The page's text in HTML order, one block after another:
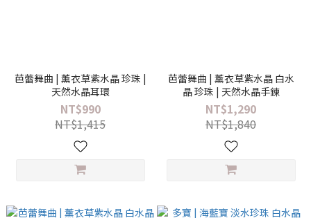
芭蕾舞曲 | 薰衣草紫水晶 珍珠 |
天然水晶耳環
NT$990
NT$1,415
芭蕾舞曲 | 薰衣草紫水晶 白水
晶 珍珠 | 天然水晶手鍊
NT$1,290
NT$1,840